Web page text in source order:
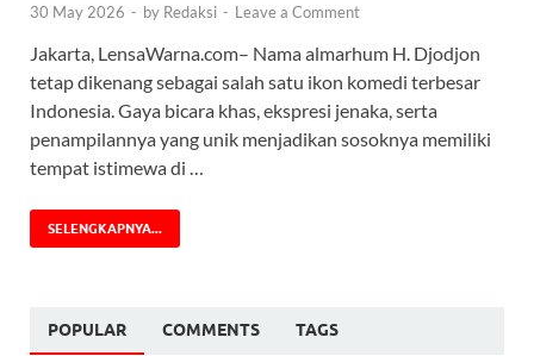
30 May 2026 - by Redaksi - Leave a Comment
Jakarta, LensaWarna.com– Nama almarhum H. Djodjon
tetap dikenang sebagai salah satu ikon komedi terbesar
Indonesia. Gaya bicara khas, ekspresi jenaka, serta
penampilannya yang unik menjadikan sosoknya memiliki
tempat istimewa di …
SELENGKAPNYA...
POPULAR COMMENTS TAGS